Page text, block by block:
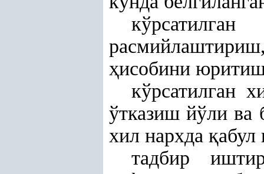
ҳисобини
кўрсатилган
ўтказиш йўли ва
хил нархда қабул
тадбир